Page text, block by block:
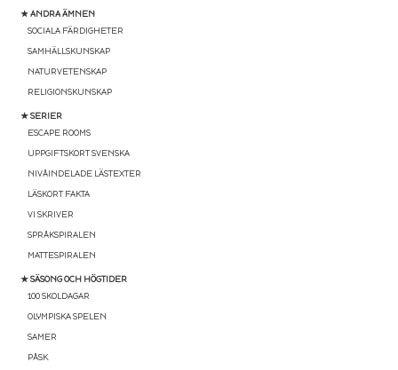
★ ANDRA ÄMNEN
SOCIALA FÄRDIGHETER
SAMHÄLLSKUNSKAP
NATURVETENSKAP
RELIGIONSKUNSKAP
★ SERIER
ESCAPE ROOMS
UPPGIFTSKORT SVENSKA
NIVÅINDELADE LÄSTEXTER
LÄSKORT FAKTA
VI SKRIVER
SPRÅKSPIRALEN
MATTESPIRALEN
★ SÄSONG OCH HÖGTIDER
100 SKOLDAGAR
OLYMPISKA SPELEN
SAMER
PÅSK